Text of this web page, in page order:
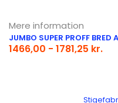
Mere information
JUMBO SUPER PROFF BRED
1466,00 - 1781,25 kr.